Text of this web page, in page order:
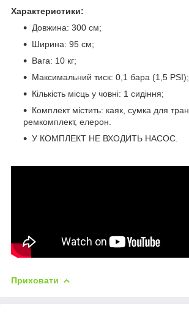
Характеристики:
Довжина: 300 см;
Ширина: 95 см;
Вага: 10 кг;
Максимальний тиск: 0,1 бара (1,5 PSI);
Кількість місць у човні: 1 сидіння;
Комплект містить: каяк, сумка для
ремкомплект, елерон.
У КОМПЛЕКТ НЕ ВХОДИТЬ НАСОС.
Приховати